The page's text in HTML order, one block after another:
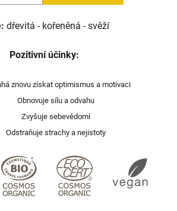
dřevitá - kořeněná - svěží
Pozitivní účinky:
znovu získat optimismus a motivaci
Obnovuje sílu a odvahu
Zvyšuje sebevědomí
Odstraňuje strachy a nejistoty